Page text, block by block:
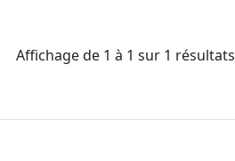
Affichage de 1 à 1 sur 1 résultats